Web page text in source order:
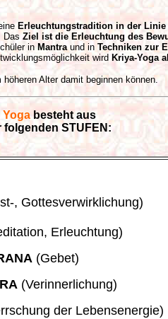
Erleuchtungstradition in der Linie
Das Ziel ist die Erleuchtung des
in Mantraund in Techniken zur
wird Kriya-Yoga
Alter damit beginnen können.
Yogabesteht aus
folgenden STUFEN:
, Gottesverwirklichung)
Erleuchtung)
(Gebet)
(Verinnerlichung)
der Lebensenergie)